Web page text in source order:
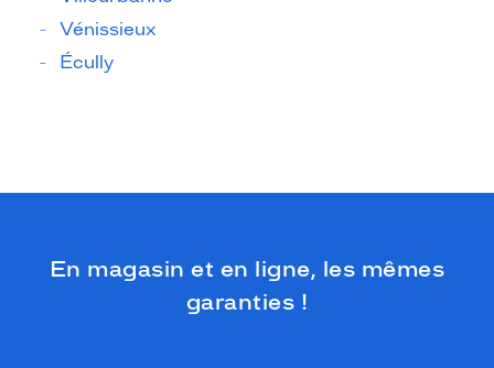
Vénissieux
Écully
En magasin et en ligne, les mêmes
garanties !